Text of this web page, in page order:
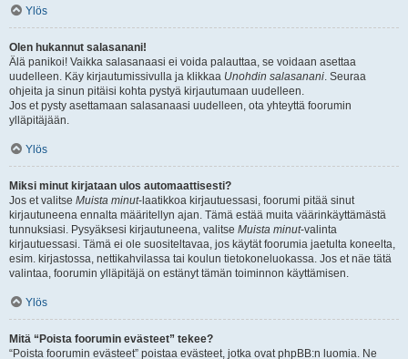
Ylös
Olen hukannut salasanani!
Älä panikoi! Vaikka salasanaasi ei voida palauttaa, se voidaan asettaa
uudelleen. Käy kirjautumissivulla ja klikkaa Unohdin salasanani. Seuraa
ohjeita ja sinun pitäisi kohta pystyä kirjautumaan uudelleen.
Jos et pysty asettamaan salasanaasi uudelleen, ota yhteyttä foorumin
ylläpitäjään.
Ylös
Miksi minut kirjataan ulos automaattisesti?
Jos et valitse Muista minut-laatikkoa kirjautuessasi, foorumi pitää sinut
kirjautuneena ennalta määritellyn ajan. Tämä estää muita väärinkäyttämästä
tunnuksiasi. Pysyäksesi kirjautuneena, valitse Muista minut-valinta
kirjautuessasi. Tämä ei ole suositeltavaa, jos käytät foorumia jaetulta koneelta,
esim. kirjastossa, nettikahvilassa tai koulun tietokoneluokassa. Jos et näe tätä
valintaa, foorumin ylläpitäjä on estänyt tämän toiminnon käyttämisen.
Ylös
Mitä “Poista foorumin evästeet” tekee?
“Poista foorumin evästeet” poistaa evästeet, jotka ovat phpBB:n luomia. Ne